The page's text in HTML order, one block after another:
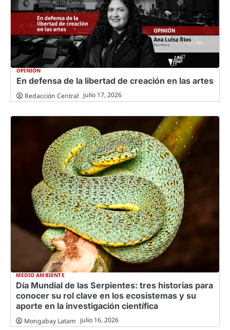
OPINIÓN
En defensa de la libertad de creación en las artes
Redacción Central julio 17, 2026
MEDIO AMBIENTE
Día Mundial de las Serpientes: tres historias para
conocer su rol clave en los ecosistemas y su
aporte en la investigación científica
Mongabay Latam julio 16, 2026